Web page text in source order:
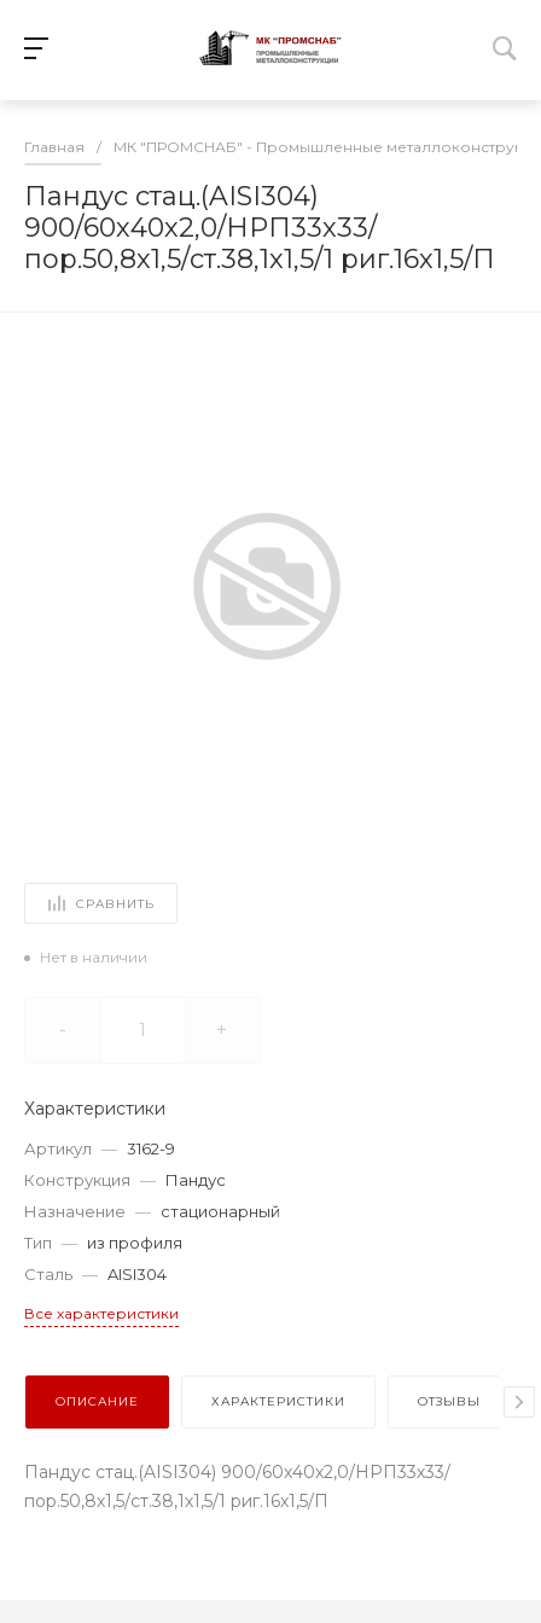
Главная / МК "ПРОМСНАБ" - Промышленные
Пандус стац.(AISI304)
900/60х40х2,0/НРП33х33/
пор.50,8х1,5/ст.38,1х1,5/1 риг.16х1,5/П
СРАВНИТЬ
Нет в наличии
- +
Характеристики
Артикул — 3162-9
Конструкция — Пандус
Назначение — стационарный
Тип — из профиля
Сталь — AISI304
Все характеристики
ОПИСАНИЕ ХАРАКТЕРИСТИКИ ОТЗЫВЫ
Пандус стац.(AISI304) 900/60х40х2,0/НРП33х33/
пор.50,8х1,5/ст.38,1х1,5/1 риг.16х1,5/П